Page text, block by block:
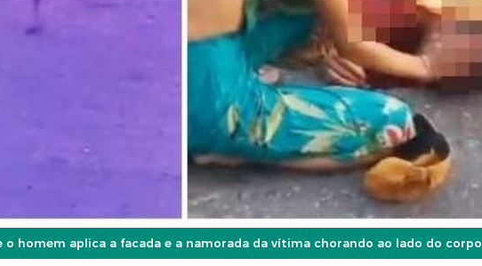
o homem aplica a facada e a namorada da vítima chorando ao lado do corpo